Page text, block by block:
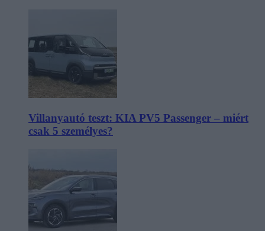
Villanyautó teszt: KIA PV5 Passenger – miért
csak 5 személyes?